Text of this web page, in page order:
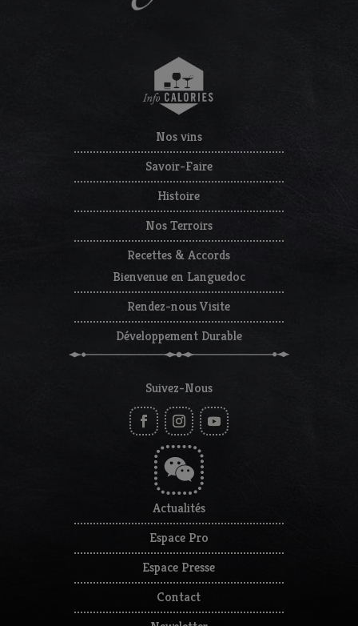
Nos vins
Savoir-Faire
Histoire
Nos Terroirs
Recettes & Accords
Bienvenue en Languedoc
Rendez-nous Visite
Développement Durable
Suivez-Nous
Actualités
Espace Pro
Espace Presse
Contact